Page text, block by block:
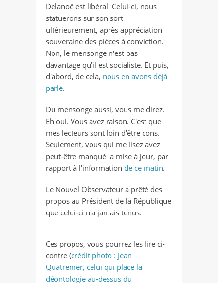
Delanoë est libéral. Celui-ci, nous
statuerons sur son sort
ultérieurement, après appréciation
souveraine des pièces à conviction.
Non, le mensonge n'est pas
davantage qu'il est socialiste. Et puis,
d'abord, de cela, nous en avons déjà
parlé.
Du mensonge aussi, vous me direz.
Eh oui. Vous avez raison. C'est que
mes lecteurs sont loin d'être cons.
Seulement, vous qui me lisez avez
peut-être manqué la mise à jour, par
rapport à l'information de ce matin.
Le Nouvel Observateur a prêté des
propos au Président de la République
que celui-ci n'a jamais tenus.
Ces propos, vous pourrez les lire ci-
contre (crédit photo : Jean
Quatremer, celui qui place la
déontologie au-dessus du